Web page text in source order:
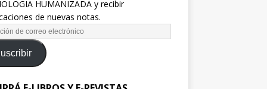
HUMANIZADA y recibir
de nuevas notas.